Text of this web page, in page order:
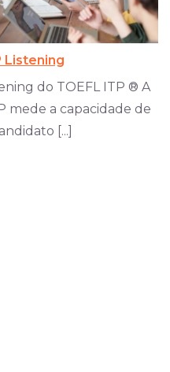
Listening
do TOEFL ITP ® A
mede a capacidade de
[...]